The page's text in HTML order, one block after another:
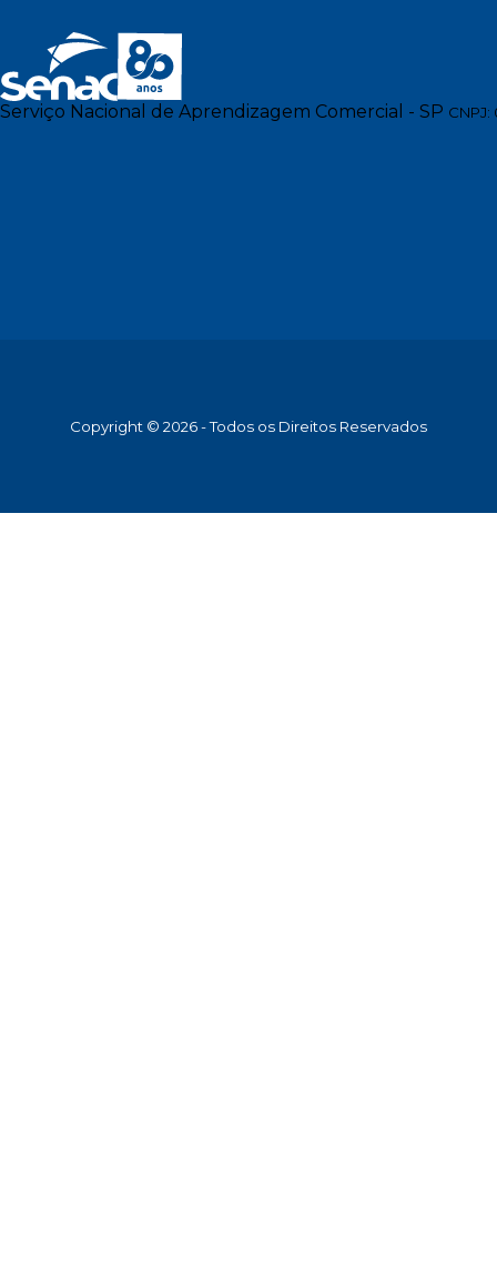
Serviço Nacional de Aprendizagem Comercial - SP
Copyright © 2026 - Todos os Direitos Reservados